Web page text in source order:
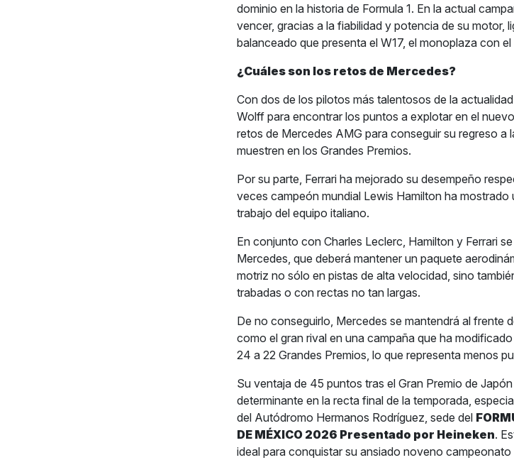
dominio en la historia de Formula 1. En la actual
vencer, gracias a la fiabilidad y potencia de su motor,
balanceado que presenta el W17, el monoplaza con
¿Cuáles son los retos de Mercedes?
Con dos de los pilotos más talentosos de la
Wolff para encontrar los puntos a explotar en el
retos de Mercedes AMG para conseguir su regreso a
muestren en los Grandes Premios.
Por su parte, Ferrari ha mejorado su desempeño
veces campeón mundial Lewis Hamilton ha
trabajo del equipo italiano.
En conjunto con Charles Leclerc, Hamilton y Ferrari
Mercedes, que deberá mantener un paquete
motriz no sólo en pistas de alta velocidad, sino
trabadas o con rectas no tan largas.
De no conseguirlo, Mercedes se mantendrá al frente
como el gran rival en una campaña que ha
24 a 22 Grandes Premios, lo que representa menos
Su ventaja de 45 puntos tras el Gran Premio de
determinante en la recta final de la temporada,
del Autódromo Hermanos Rodríguez, sede del
DE MÉXICO 2026 Presentado por Heineken.
ideal para conquistar su ansiado noveno